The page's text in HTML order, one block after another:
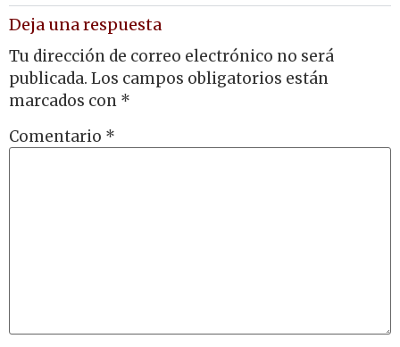
Deja una respuesta
Tu dirección de correo electrónico no será
publicada. Los campos obligatorios están
marcados con *
Comentario *